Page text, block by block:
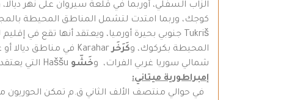
الزاب السفلي، أوربما في قلعة سيروان على نهر ديالا،
كوجك، وربما امتدت لتشمل المناطق المحيطة
Tukriš جنوبي بحيرة أورميا، ويعتقد أنها تقع في إقليم لورستان أوكردستان في إيران، و
المحيطة بكركوك، وكَرَخَرKarahar في مناطق ديالا أو على أحد روافده وقد تكون قصر شيرين،
شمالي سوريا غربي الفرات، وخَشّو Haššu التي يعتقد أنها مرعش الحالية.
إمبراطورية ميتاني:
في حوالي منتصف الألف الثاني ق.م تمكن